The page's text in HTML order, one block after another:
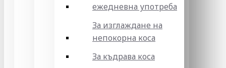
ежедневна употреба
За изглаждане на
непокорна коса
За къдрава коса